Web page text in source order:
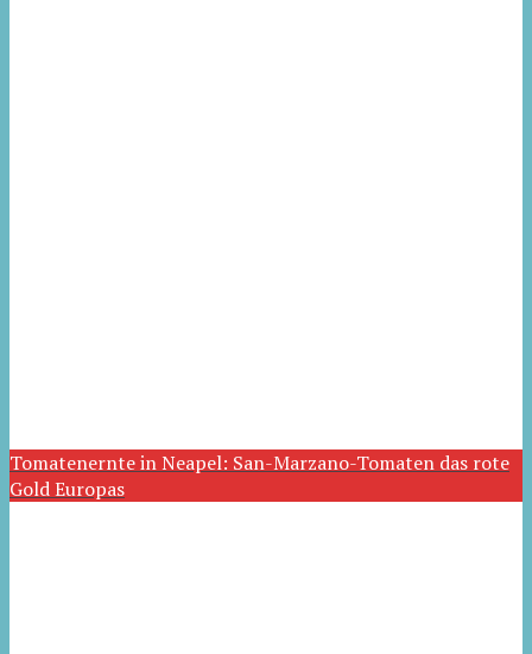
Tomatenernte in Neapel: San-Marzano-Tomaten das rote
Gold Europas